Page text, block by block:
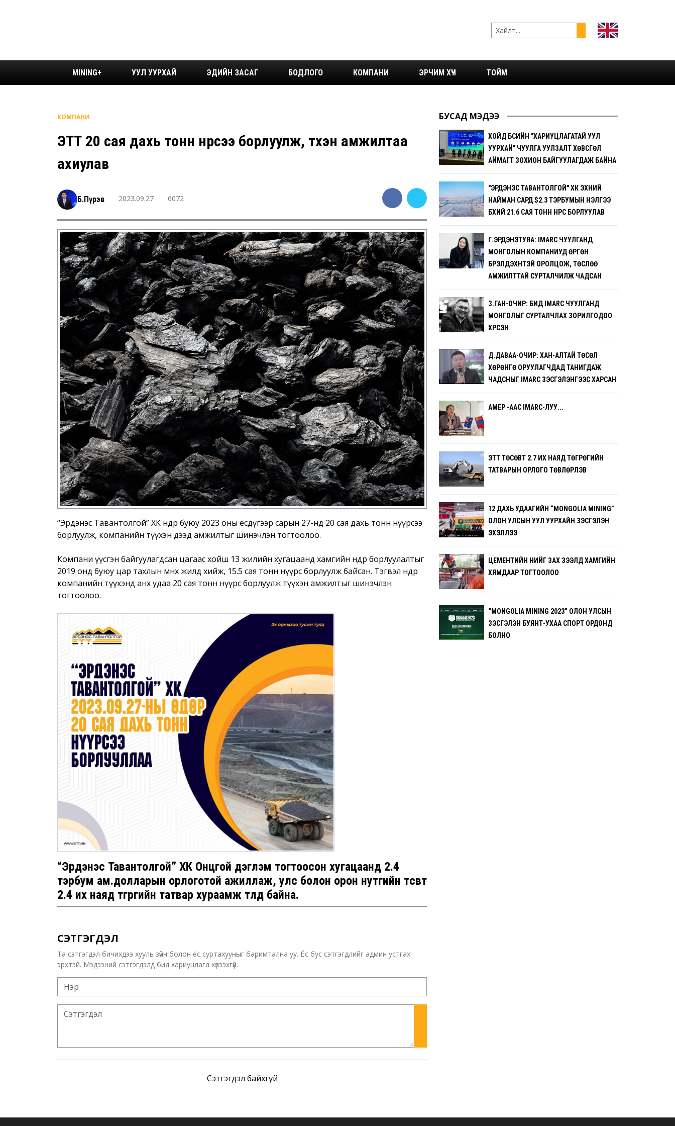
MINING+ УУЛ УУРХАЙ ЭДИЙН ЗАСАГ БОДЛОГО КОМПАНИ ЭРЧИМ ХҮЧ ТОЙМ
КОМПАНИ
ЭТТ 20 сая дахь тонн нүүрсээ борлуулж, түүхэн амжилтаа
ахиулав
Б.Пүрэв 2023.09.27 6072
“Эрдэнэс Тавантолгой” ХК өнөөдөр буюу 2023 оны есдүгээр сарын 27-нд 20 сая дахь тонн нүүрсээ
борлуулж, компанийн түүхэн дээд амжилтыг шинэчлэн тогтоолоо.
Компани үүсгэн байгуулагдсан цагаас хойш 13 жилийн хугацаанд хамгийн өндөр борлуулалтыг
2019 онд буюу цар тахлын өмнөх жилд хийж, 15.5 сая тонн нүүрс борлуулж байсан. Тэгвэл өнөөдөр
компанийн түүхэнд анх удаа 20 сая тонн нүүрс борлуулж түүхэн амжилтыг шинэчлэн
тогтоолоо.
“Эрдэнэс Тавантолгой” ХК Онцгой дэглэм тогтоосон хугацаанд 2.4
тэрбум ам.долларын орлоготой ажиллаж, улс болон орон нутгийн төсөвт
2.4 их наяд төгрөгийн татвар хураамж төлөөд байна.
СЭТГЭГДЭЛ
Та сэтгэгдэл бичихдээ хууль зүйн болон ёс суртахууныг баримтална уу. Ёс бус сэтгэгдлийг админ устгах
эрхтэй. Мэдээний сэтгэгдэлд бид хариуцлага хүлээхгүй.
Сэтгэгдэл байхгүй
БУСАД МЭДЭЭ
ХОЙД БҮСИЙН "ХАРИУЦЛАГАТАЙ УУЛ
УУРХАЙ" ЧУУЛГА УУЛЗАЛТ ХӨВСГӨЛ
АЙМАГТ ЗОХИОН БАЙГУУЛАГДАЖ БАЙНА
"ЭРДЭНЭС ТАВАНТОЛГОЙ" ХК ЭХНИЙ
НАЙМАН САРД $2.3 ТЭРБУМЫН ҮНЭЛГЭЭ
БҮХИЙ 21.6 САЯ ТОНН НҮҮРС БОРЛУУЛАВ
Г.ЭРДЭНЭТУЯА: IMARC ЧУУЛГАНД
МОНГОЛЫН КОМПАНИУД ӨРГӨН
БҮРЭЛДЭХҮҮНТЭЙ ОРОЛЦОЖ, ТӨСЛӨӨ
АМЖИЛТТАЙ СУРТАЛЧИЛЖ ЧАДСАН
З.ГАН-ОЧИР: БИД IMARC ЧУУЛГАНД
МОНГОЛЫГ СУРТАЛЧЛАХ ЗОРИЛГОДОО
ХҮРСЭН
Д.ДАВАА-ОЧИР: ХАН-АЛТАЙ ТӨСӨЛ
ХӨРӨНГӨ ОРУУЛАГЧДАД ТАНИГДАЖ
ЧАДСНЫГ IMARC ҮЗЭСГЭЛЭНГЭЭС ХАРСАН
AMEP -ААС IMARC-ЛУУ...
ЭТТ ТӨСӨВТ 2.7 ИХ НАЯД ТӨГРӨГИЙН
ТАТВАРЫН ОРЛОГО ТӨВЛӨРҮҮЛЭВ
12 ДАХЬ УДААГИЙН “MONGOLIA MINING”
ОЛОН УЛСЫН УУЛ УУРХАЙН ҮЗЭСГЭЛЭН
ЭХЭЛЛЭЭ
ЦЕМЕНТИЙН ҮНИЙГ ЗАХ ЗЭЭЛД ХАМГИЙН
ХЯМДААР ТОГТООЛОО
“MONGOLIA MINING 2023” ОЛОН УЛСЫН
ҮЗЭСГЭЛЭН БУЯНТ-УХАА СПОРТ ОРДОНД
БОЛНО